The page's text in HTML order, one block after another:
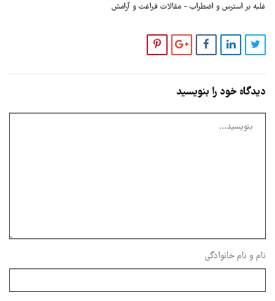
غلبه بر استرس و اضطراب
مقالات فراغت و آرامش
دیدگاه خود را بنویسید
نام و نام خانوادگی